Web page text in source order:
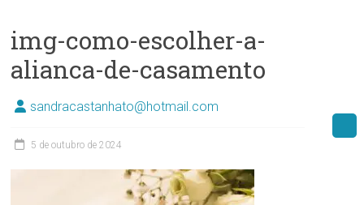
–
Luz
Arquidiocese
São
img-como-escolher-a-
alianca-de-casamento
sandracastanhato@hotmail.com
5 de outubro de 2024